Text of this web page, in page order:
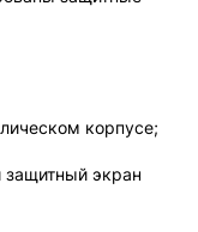
корпусе;
экран